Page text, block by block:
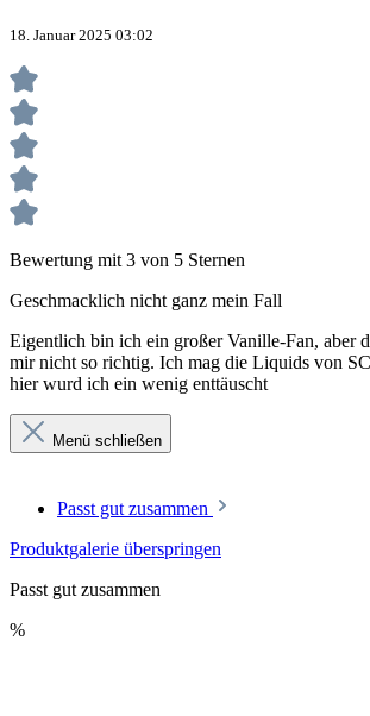
18. Januar 2025 03:02
Bewertung mit 3 von 5 Sternen
Geschmacklich nicht ganz mein Fall
Eigentlich bin ich ein großer Vanille-Fan, aber
mir nicht so richtig. Ich mag die Liquids von
hier wurd ich ein wenig enttäuscht
Menü schließen
Passt gut zusammen
Produktgalerie überspringen
Passt gut zusammen
%